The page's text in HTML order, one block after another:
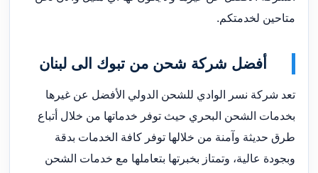
متاحين لخدمتكم.
أفضل شركة شحن من تبوك الى لبنان
تعد شركة نسر الوادي للشحن الدولي الأفضل عن غيرها
بخدمات الشحن البحري حيث توفر خدماتها من خلال أتباع
طرق حديثة وآمنة من خلالها توفر كافة الخدمات بدقة
وبجودة عالية، وتمتاز بخبرتها بتعاملها مع خدمات الشحن